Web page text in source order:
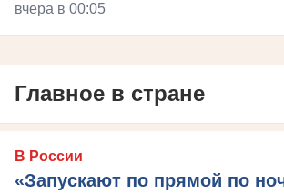
вчера в 00:05
Главное в стране
В России
«Запускают по прямой по